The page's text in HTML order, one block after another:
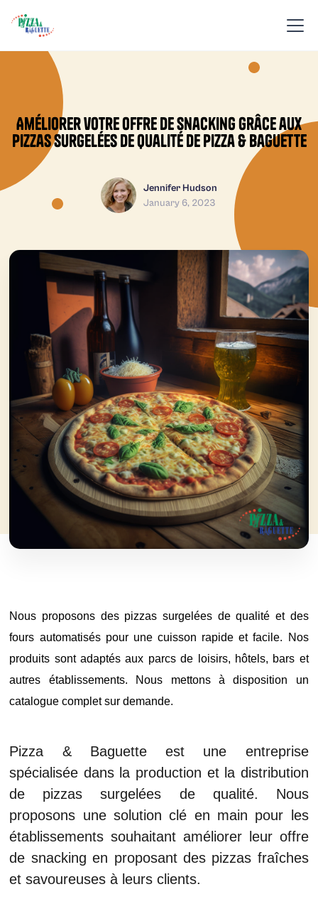
Améliorer votre offre de snacking grâce aux
pizzas surgelées de qualité de Pizza & Baguette
Jennifer Hudson
January 6, 2023
Nous proposons des pizzas surgelées de qualité et des
fours automatisés pour une cuisson rapide et facile. Nos
produits sont adaptés aux parcs de loisirs, hôtels, bars et
autres établissements. Nous mettons à disposition un
catalogue complet sur demande.
Pizza & Baguette est une entreprise
spécialisée dans la production et la distribution
de pizzas surgelées de qualité. Nous
proposons une solution clé en main pour les
établissements souhaitant améliorer leur offre
de snacking en proposant des pizzas fraîches
et savoureuses à leurs clients.